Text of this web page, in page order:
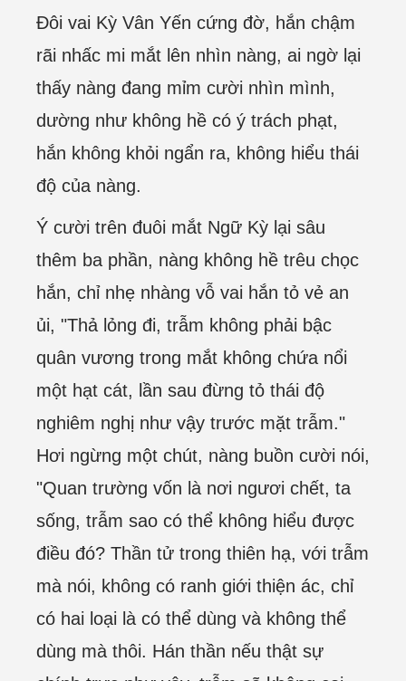
Đôi vai Kỳ Vân Yến cứng đờ, hắn chậm
rãi nhấc mi mắt lên nhìn nàng, ai ngờ lại
thấy nàng đang mỉm cười nhìn mình,
dường như không hề có ý trách phạt,
hắn không khỏi ngẩn ra, không hiểu thái
độ của nàng.
Ý cười trên đuôi mắt Ngữ Kỳ lại sâu
thêm ba phần, nàng không hề trêu chọc
hắn, chỉ nhẹ nhàng vỗ vai hắn tỏ vẻ an
ủi, "Thả lỏng đi, trẫm không phải bậc
quân vương trong mắt không chứa nổi
một hạt cát, lần sau đừng tỏ thái độ
nghiêm nghị như vậy trước mặt trẫm."
Hơi ngừng một chút, nàng buồn cười nói,
"Quan trường vốn là nơi ngươi chết, ta
sống, trẫm sao có thể không hiểu được
điều đó? Thần tử trong thiên hạ, với trẫm
mà nói, không có ranh giới thiện ác, chỉ
có hai loại là có thể dùng và không thể
dùng mà thôi. Hán thần nếu thật sự